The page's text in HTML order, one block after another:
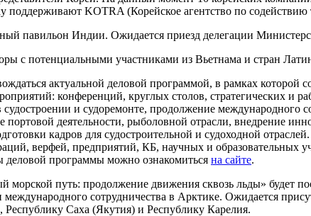
поддерживают KOTRA (Корейское агентство по
павильон Индии. Ожидается приезд делегации
с потенциальными участниками из Вьетнама и стран
актуальной деловой программой, в рамках
конференций, круглых столов, стратегических и
и судоремонте, продолжение
портовой деятельности, рыболовной отрасли, внедрение
кадров для судостроительной и судоходной
верфей, предприятий, КБ, научных и
деловой программы можно ознакомиться на сайте.
морской путь: продолжение движения сквозь льды» будет
сотрудничества в Арктике. Ожидается
Республику Саха (Якутия) и Республику Карелия.